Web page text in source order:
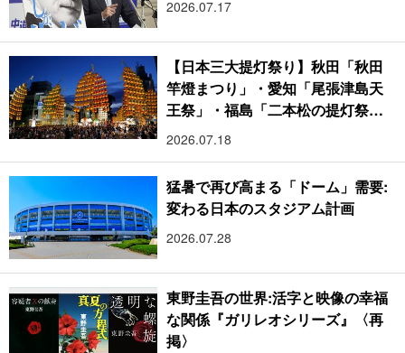
2026.07.17
【日本三大提灯祭り】秋田「秋田
竿燈まつり」・愛知「尾張津島天
王祭」・福島「二本松の提灯祭
り」:おびただしい灯火が夜空を照
2026.07.18
猛暑で再び高まる「ドーム」需要:
変わる日本のスタジアム計画
2026.07.28
東野圭吾の世界:活字と映像の幸福
な関係『ガリレオシリーズ』〈再
掲〉